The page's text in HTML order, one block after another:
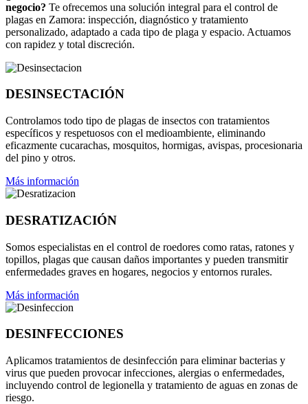
negocio? Te ofrecemos una solución integral para el control de
plagas en Zamora: inspección, diagnóstico y tratamiento
personalizado, adaptado a cada tipo de plaga y espacio. Actuamos
con rapidez y total discreción.
DESINSECTACIÓN
Controlamos todo tipo de plagas de insectos con tratamientos
específicos y respetuosos con el medioambiente, eliminando
eficazmente cucarachas, mosquitos, hormigas, avispas, procesionaria
del pino y otros.
Más información
DESRATIZACIÓN
Somos especialistas en el control de roedores como ratas, ratones y
topillos, plagas que causan daños importantes y pueden transmitir
enfermedades graves en hogares, negocios y entornos rurales.
Más información
DESINFECCIONES
Aplicamos tratamientos de desinfección para eliminar bacterias y
virus que pueden provocar infecciones, alergias o enfermedades,
incluyendo control de legionella y tratamiento de aguas en zonas de
riesgo.